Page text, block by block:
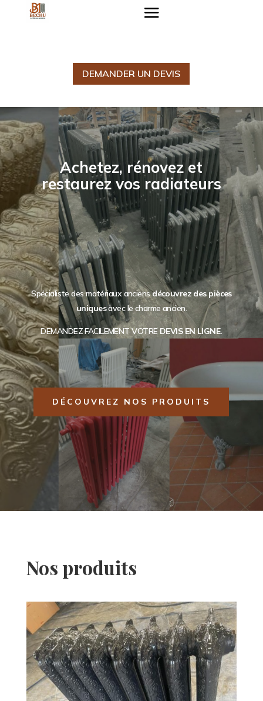
DEMANDER UN DEVIS
Achetez, rénovez et
restaurez vos radiateurs
Spécialiste des matériaux anciensdécouvrez des pièces
uniquesavec le charme ancien.
DEMANDEZ FACILEMENT VOTREDEVIS EN LIGNE.
DÉCOUVREZ NOS PRODUITS
Nos produits